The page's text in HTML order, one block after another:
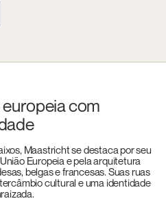
com
Maastricht se destaca por seu
Europeia e pela arquitetura
belgas e francesas. Suas ruas
cultural e uma identidade